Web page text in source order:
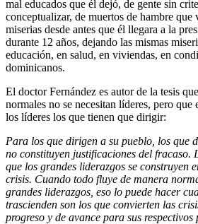
mal educados que él dejó, de gente sin
conceptualizar, de muertos de hambre que
miserias desde antes que él llegara a la
durante 12 años, dejando las mismas
educación, en salud, en viviendas, en
dominicanos.
El doctor Fernández es autor de la tesis
normales no se necesitan líderes, pero que
los líderes los que tienen que dirigir:
Para los que dirigen a su pueblo, los que
no constituyen justificaciones del fracaso.
que los grandes liderazgos se construyen
crisis. Cuando todo fluye de manera
grandes liderazgos, eso lo puede hacer
trascienden son los que convierten las
progreso y de avance para sus respectivos